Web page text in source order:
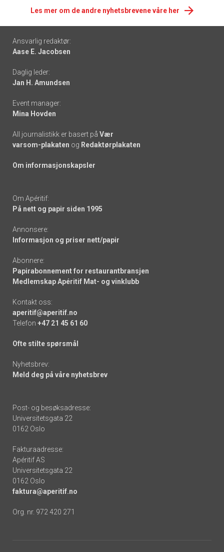
Les mer om de andre nyhetsbrevene våre her
Footer
-
links
Ansvarlig redaktør:
Aase E. Jacobsen
Daglig leder:
Jan H. Amundsen
Event manager:
Mina Hovden
All journalistikk er basert på Vær
varsom-plakaten og Redaktørplakaten
Om informasjonskapsler
Om Apéritif:
På nett og papir siden 1995
Annonsere:
Informasjon og priser nett/papir
Abonnere:
Papirabonnement for restaurantbransjen
Medlemskap Apéritif Mat- og vinklubb
Kontakt oss:
aperitif@aperitif.no
Telefon +47 21 45 61 60
Ofte stilte spørsmål
Nyhetsbrev:
Meld deg på våre nyhetsbrev
Post- og besøksadresse:
Universitetsgata 22
0162 Oslo
Fakturaadresse:
Apéritif AS
Universitetsgata 22
0162 Oslo
faktura@aperitif.no
Org. nr. 972 420 271